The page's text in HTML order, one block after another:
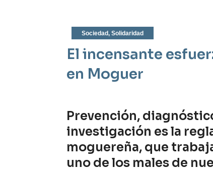
Sociedad, Solidaridad
El incensante
en Moguer
Prevención,
investigación es la
moguereña, que
uno de los males de